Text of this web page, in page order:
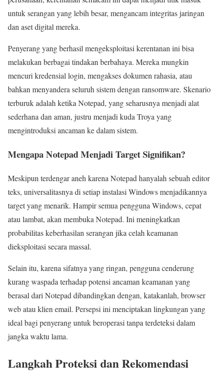
untuk serangan yang lebih besar, mengancam integritas jaringan
dan aset digital mereka.
Penyerang yang berhasil mengeksploitasi kerentanan ini bisa
melakukan berbagai tindakan berbahaya. Mereka mungkin
mencuri kredensial login, mengakses dokumen rahasia, atau
bahkan menyandera seluruh sistem dengan ransomware. Skenario
terburuk adalah ketika Notepad, yang seharusnya menjadi alat
sederhana dan aman, justru menjadi kuda Troya yang
mengintroduksi ancaman ke dalam sistem.
Mengapa Notepad Menjadi Target Signifikan?
Meskipun terdengar aneh karena Notepad hanyalah sebuah editor
teks, universalitasnya di setiap instalasi Windows menjadikannya
target yang menarik. Hampir semua pengguna Windows, cepat
atau lambat, akan membuka Notepad. Ini meningkatkan
probabilitas keberhasilan serangan jika celah keamanan
dieksploitasi secara massal.
Selain itu, karena sifatnya yang ringan, pengguna cenderung
kurang waspada terhadap potensi ancaman keamanan yang
berasal dari Notepad dibandingkan dengan, katakanlah, browser
web atau klien email. Persepsi ini menciptakan lingkungan yang
ideal bagi penyerang untuk beroperasi tanpa terdeteksi dalam
jangka waktu lama.
Langkah Proteksi dan Rekomendasi